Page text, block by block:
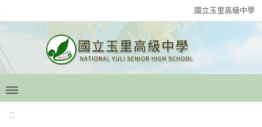
國立玉里高級中學
:::